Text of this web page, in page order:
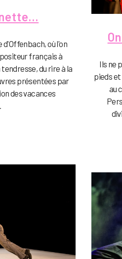
où l'on
français à
du rire à la
présentées par
des vacances
Ils ne
pieds
au